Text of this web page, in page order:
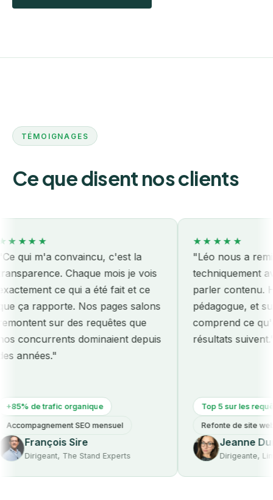
TÉMOIGNAGES
Ce que disent nos clients
m'a convaincu, c'est la
Chaque mois je vois
ce qui a été fait et ce
rapporte. Nos pages salons
sur des requêtes que
dominaient depuis
de trafic organique
SEO mensuel
François Sire
Dirigeant, The Stand Experts
★★★★★
"Léo nous a remis le
techniquement avant
parler contenu.
pédagogue, et
comprend ce qu'on
résultats suivent."
Top 5 sur les requêtes
Refonte de site web
Jeanne Dumont
Dirigeante, Lime &